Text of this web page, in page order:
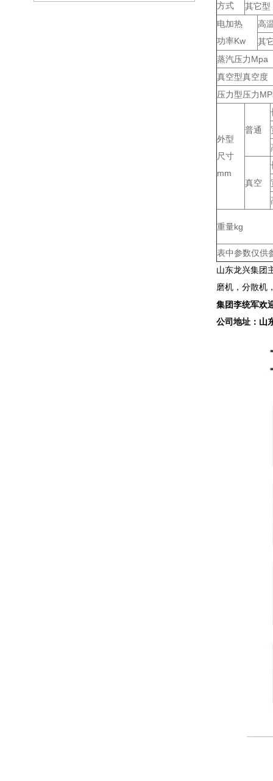
方式
其它型
电加热
功率Kw
高
其
蒸汽压力Mpa
真空型真空度
压力型压力
外型
尺寸
mm
普通
真空
重量kg
表中参数仅供
山东龙兴集团
磨机，分散机
集团李统军欢
公司地址：山